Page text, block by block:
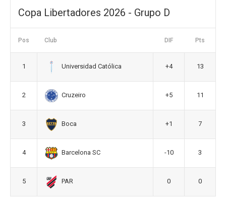
Copa Libertadores 2026 - Grupo D
Pos Club DIF Pts
1 Universidad Católica +4 13
2 Cruzeiro +5 11
3 Boca +1 7
4 Barcelona SC -10 3
5 PAR 0 0